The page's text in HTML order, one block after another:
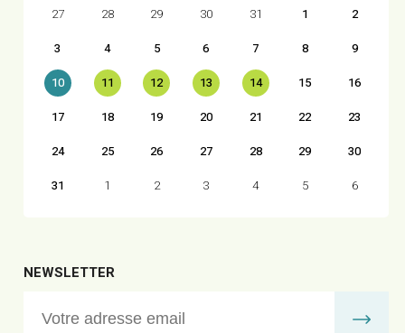
27
28 29 30 31 1
2
3
4 5 6 7 8
9
10
11 12 13 14 15
16
17
18 19 20 21 22
23
24
25 26 27 28 29
30
31
1 2 3 4 5 6
NEWSLETTER